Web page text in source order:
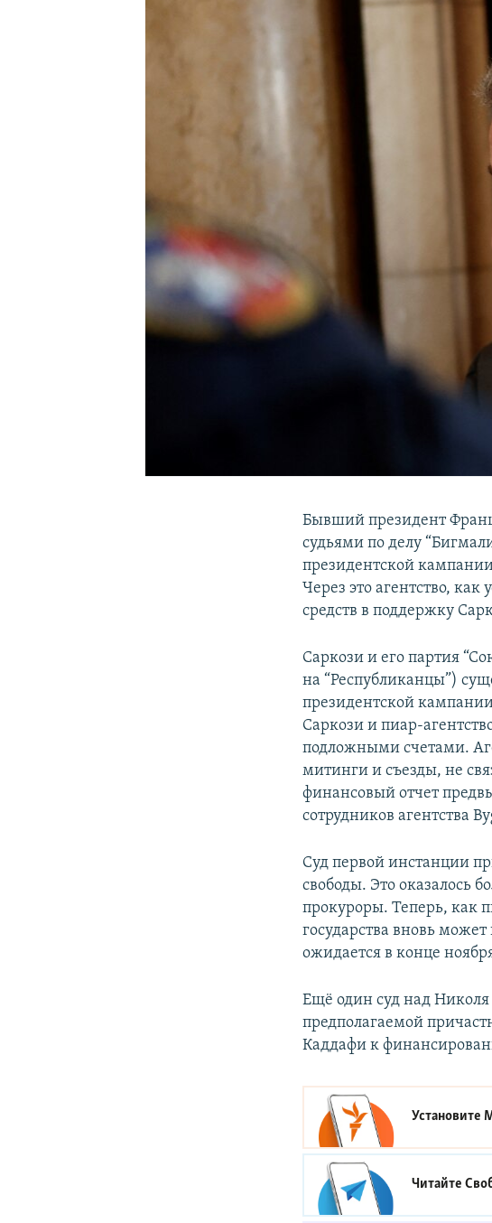
Бывший президент
судьями по делу
президентской кампании
Через это агентство, как
средств в поддержку
Саркози и его партия
на “Республиканцы”)
президентской
Саркози и пиар-
подложными счетами.
митинги и съезды, не
финансовый отчет
сотрудников агентства
Суд первой инстанции
свободы. Это оказалось
прокуроры. Теперь, как
государства вновь
ожидается в конце
Ещё один суд над Николя
предполагаемой
Каддафи к
Установите
Читайте